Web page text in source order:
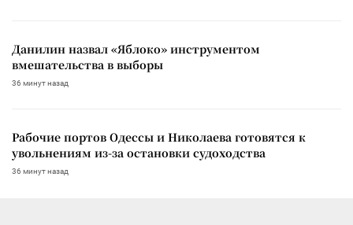
Данилин назвал «Яблоко» инструментом
вмешательства в выборы
36 минут назад
Рабочие портов Одессы и Николаева готовятся к
увольнениям из-за остановки судоходства
36 минут назад